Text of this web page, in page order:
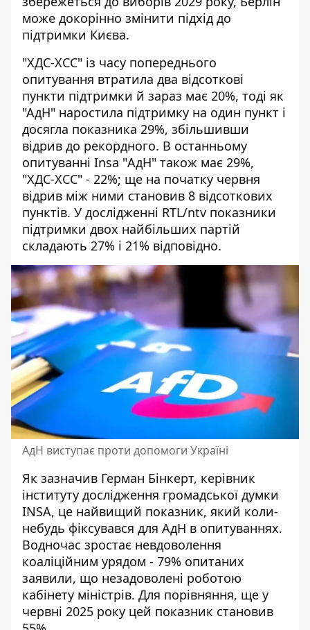
може докорінно змінити підхід до
підтримки Києва.
"ХДС-ХСС" із часу попереднього
опитування втратила два відсоткові
пункти підтримки й зараз має 20%, тоді як
"АдН" наростила підтримку на один пункт і
досягла показника 29%, збільшивши
відрив до рекордного. В останньому
опитуванні Insa "АдН" також має 29%,
"ХДС-ХСС" - 22%; ще на початку червня
відрив між ними становив 8 відсоткових
пунктів. У дослідженні RTL/ntv показники
підтримки двох найбільших партій
складають 27% і 21% відповідно.
АдН виступає проти допомоги Україні
Як зазначив Герман Бінкерт, керівник
інституту дослідження громадської думки
INSA, це найвищий показник, який коли-
небудь фіксувався для АдН в опитуваннях.
Водночас зростає невдоволення
коаліційним урядом - 79% опитаних
заявили, що незадоволені роботою
кабінету міністрів. Для порівняння, ще у
червні 2025 року цей показник становив